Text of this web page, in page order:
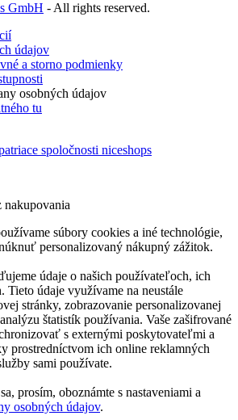
GmbH - All rights reserved.
údajov
a storno podmienky
osobných údajov
tu
spoločnosti niceshops
nakupovania
súbory cookies a iné technológie,
personalizovaný nákupný zážitok.
údaje o našich používateľoch, ich
Tieto údaje využívame na neustále
stránky, zobrazovanie personalizovanej
štatistík používania. Vaše zašifrované
s externými poskytovateľmi a
prostredníctvom ich online reklamných
sami používate.
prosím, oboznámte s nastaveniami a
osobných údajov.